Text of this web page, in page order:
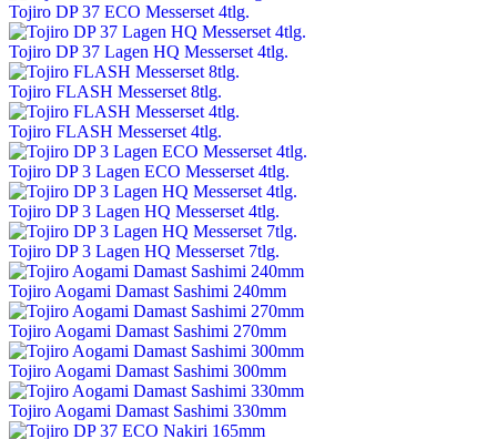
Tojiro DP 37 ECO Messerset 4tlg.
Tojiro DP 37 Lagen HQ Messerset 4tlg.
Tojiro FLASH Messerset 8tlg.
Tojiro FLASH Messerset 4tlg.
Tojiro DP 3 Lagen ECO Messerset 4tlg.
Tojiro DP 3 Lagen HQ Messerset 4tlg.
Tojiro DP 3 Lagen HQ Messerset 7tlg.
Tojiro Aogami Damast Sashimi 240mm
Tojiro Aogami Damast Sashimi 270mm
Tojiro Aogami Damast Sashimi 300mm
Tojiro Aogami Damast Sashimi 330mm